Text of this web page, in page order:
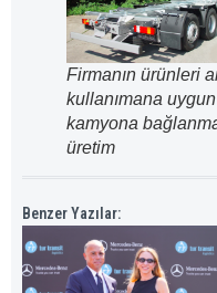
Firmanın ürünleri
kullanımana
kamyona
üretim
Benzer Yazılar: